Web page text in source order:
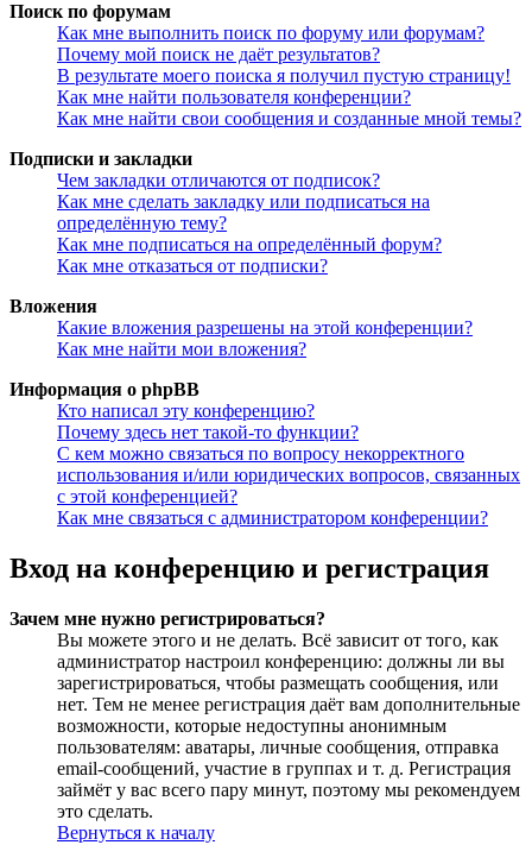
Поиск по форумам
Как мне выполнить поиск по форуму или форумам?
Почему мой поиск не даёт результатов?
В результате моего поиска я получил пустую страницу!
Как мне найти пользователя конференции?
Как мне найти свои сообщения и созданные мной темы?
Подписки и закладки
Чем закладки отличаются от подписок?
Как мне сделать закладку или подписаться на
определённую тему?
Как мне подписаться на определённый форум?
Как мне отказаться от подписки?
Вложения
Какие вложения разрешены на этой конференции?
Как мне найти мои вложения?
Информация о phpBB
Кто написал эту конференцию?
Почему здесь нет такой-то функции?
С кем можно связаться по вопросу некорректного
использования и/или юридических вопросов, связанных
с этой конференцией?
Как мне связаться с администратором конференции?
Вход на конференцию и регистрация
Зачем мне нужно регистрироваться?
Вы можете этого и не делать. Всё зависит от того, как
администратор настроил конференцию: должны ли вы
зарегистрироваться, чтобы размещать сообщения, или
нет. Тем не менее регистрация даёт вам дополнительные
возможности, которые недоступны анонимным
пользователям: аватары, личные сообщения, отправка
email-сообщений, участие в группах и т. д. Регистрация
займёт у вас всего пару минут, поэтому мы рекомендуем
это сделать.
Вернуться к началу